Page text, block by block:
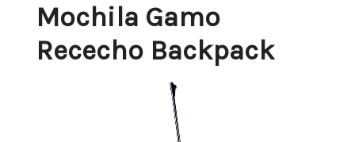
Mochila Gamo
Rececho Backpack